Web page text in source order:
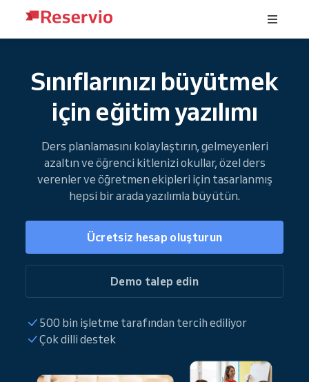
Sınıflarınızı büyütmek
için eğitim yazılımı
Ders planlamasını kolaylaştırın, gelmeyenleri
azaltın ve öğrenci kitlenizi okullar, özel ders
verenler ve öğretmen ekipleri için tasarlanmış
hepsi bir arada yazılımla büyütün.
Ücretsiz hesap oluşturun
Demo talep edin
500 bin işletme tarafından tercih ediliyor
Çok dilli destek